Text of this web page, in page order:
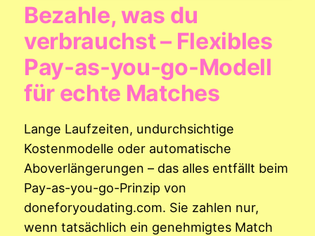
Bezahle, was du
verbrauchst – Flexibles
Pay-as-you-go-Modell
für echte Matches
Lange Laufzeiten, undurchsichtige
Kostenmodelle oder automatische
Aboverlängerungen – das alles entfällt beim
Pay-as-you-go-Prinzip von
doneforyoudating.com. Sie zahlen nur,
wenn tatsächlich ein genehmigtes Match